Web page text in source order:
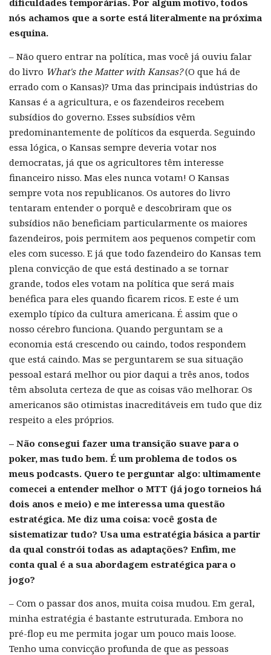
nós achamos que a sorte está literalmente na próxima
esquina.
– Não quero entrar na política, mas você já ouviu falar
do livro What's the Matter with Kansas?(O que há de
errado com o Kansas)? Uma das principais indústrias do
Kansas é a agricultura, e os fazendeiros recebem
subsídios do governo. Esses subsídios vêm
predominantemente de políticos da esquerda. Seguindo
essa lógica, o Kansas sempre deveria votar nos
democratas, já que os agricultores têm interesse
financeiro nisso. Mas eles nunca votam! O Kansas
sempre vota nos republicanos. Os autores do livro
tentaram entender o porquê e descobriram que os
subsídios não beneficiam particularmente os maiores
fazendeiros, pois permitem aos pequenos competir com
eles com sucesso. E já que todo fazendeiro do Kansas tem
plena convicção de que está destinado a se tornar
grande, todos eles votam na política que será mais
benéfica para eles quando ficarem ricos. E este é um
exemplo típico da cultura americana. É assim que o
nosso cérebro funciona. Quando perguntam se a
economia está crescendo ou caindo, todos respondem
que está caindo. Mas se perguntarem se sua situação
pessoal estará melhor ou pior daqui a três anos, todos
têm absoluta certeza de que as coisas vão melhorar. Os
americanos são otimistas inacreditáveis em tudo que diz
respeito a eles próprios.
– Não consegui fazer uma transição suave para o
poker, mas tudo bem. É um problema de todos os
meus podcasts. Quero te perguntar algo: ultimamente
comecei a entender melhor o MTT (já jogo torneios há
dois anos e meio) e me interessa uma questão
estratégica. Me diz uma coisa: você gosta de
sistematizar tudo? Usa uma estratégia básica a partir
da qual constrói todas as adaptações? Enfim, me
conta qual é a sua abordagem estratégica para o
jogo?
– Com o passar dos anos, muita coisa mudou. Em geral,
minha estratégia é bastante estruturada. Embora no
pré-flop eu me permita jogar um pouco mais loose.
Tenho uma convicção profunda de que as pessoas